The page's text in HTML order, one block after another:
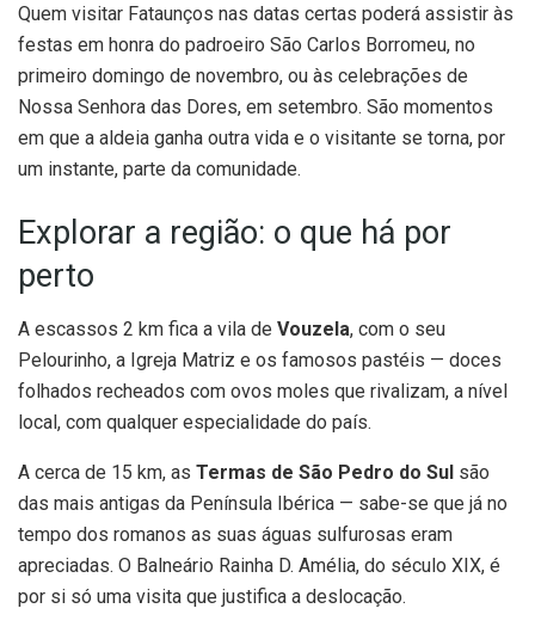
Quem visitar Fataunços nas datas certas poderá assistir às
festas em honra do padroeiro São Carlos Borromeu, no
primeiro domingo de novembro, ou às celebrações de
Nossa Senhora das Dores, em setembro. São momentos
em que a aldeia ganha outra vida e o visitante se torna, por
um instante, parte da comunidade.
Explorar a região: o que há por
perto
A escassos 2 km fica a vila de Vouzela, com o seu
Pelourinho, a Igreja Matriz e os famosos pastéis — doces
folhados recheados com ovos moles que rivalizam, a nível
local, com qualquer especialidade do país.
A cerca de 15 km, as Termas de São Pedro do Sul são
das mais antigas da Península Ibérica — sabe-se que já no
tempo dos romanos as suas águas sulfurosas eram
apreciadas. O Balneário Rainha D. Amélia, do século XIX, é
por si só uma visita que justifica a deslocação.